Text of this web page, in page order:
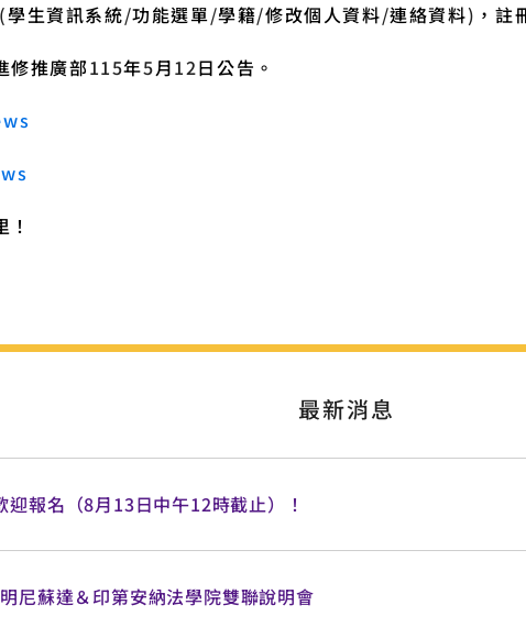
(學生資訊系統/功能選單/學籍/修改個人資料/連絡資料) ，註
修推廣部115年5月12日公告。
最新消息
報名（8月13日中午12時截止）！
尼蘇達＆印第安納法學院雙聯說明會